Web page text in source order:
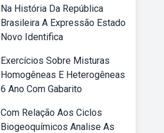
Na História Da República
Brasileira A Expressão Estado
Novo Identifica
Exercícios Sobre Misturas
Homogêneas E Heterogêneas
6 Ano Com Gabarito
Com Relação Aos Ciclos
Biogeoquímicos Analise As